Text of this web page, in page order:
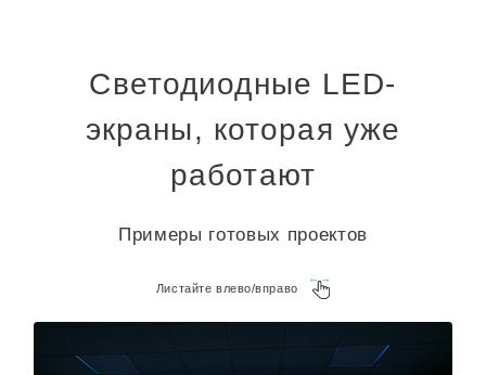
Светодиодные LED-
экраны, которая уже
работают
Примеры готовых проектов
Листайте влево/вправо